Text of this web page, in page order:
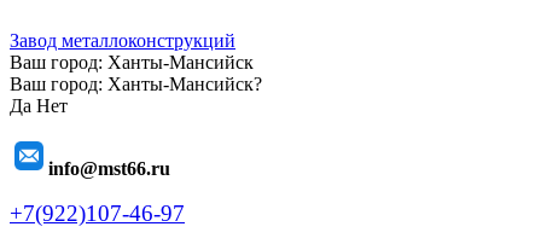
Завод металлоконструкций
Ваш город: Ханты-Мансийск
Ваш город: Ханты-Мансийск?
Да Нет
info@mst66.ru
+7(922)107-46-97